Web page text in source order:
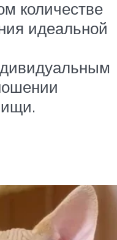
количестве
идеальной